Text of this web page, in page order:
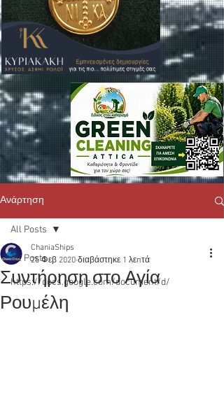
Ανάρτηση
All Posts
https://docs.google.com/document/d/
All Posts
Συντήρηση στο Αγία
Ρουμέλη
ChaniaShips
25 Φεβ 2020 διαβάστηκε 1 λεπτά